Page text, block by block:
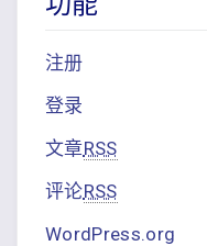
注册
登录
文章RSS
评论RSS
WordPress.org